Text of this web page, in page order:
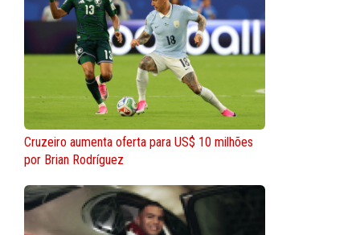
Cruzeiro aumenta oferta para US$ 10 milhões
por Brian Rodríguez